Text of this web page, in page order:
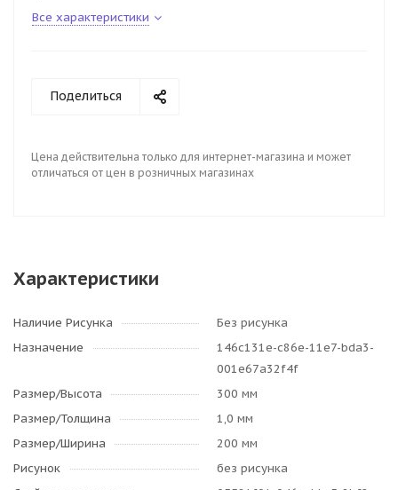
Все характеристики
Поделиться
Цена действительна только для интернет-магазина и может
отличаться от цен в розничных магазинах
Характеристики
Наличие Рисунка
Без рисунка
Назначение
146c131e-c86e-11e7-bda3-
001e67a32f4f
Размер/Высота
300 мм
Размер/Толщина
1,0 мм
Размер/Ширина
200 мм
Рисунок
без рисунка